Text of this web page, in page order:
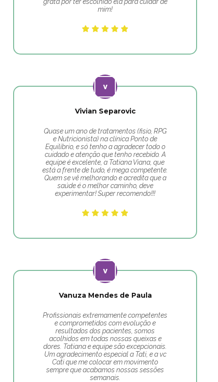
mim!
Vivian Separovic
Quase um ano de tratamentos (fisio, RPG
e Nutricionista) na clínica Ponto de
Equilíbrio, e só tenho a agradecer todo o
cuidado e atenção que tenho recebido. A
equipe é excelente, a Tatiana Viana, que
está a frente de tudo, é mega competente.
Quem se vê melhorando e acredita que a
saúde é o melhor caminho, deve
experimentar! Super recomendo!!!
Vanuza Mendes de Paula
Profissionais extremamente competentes
e comprometidos com evolução e
resultados dos pacientes, somos
acolhidos em todas nossas queixas e
dores. Tatiana e equipe são excepcionais.
Um agradecimento especial a Tati, e a vc
Cati que me colocar em movimento
sempre que acabamos nossas sessões
semanais.